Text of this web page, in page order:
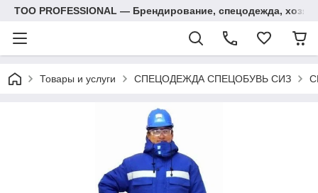
ТОО PROFESSIONAL — Брендирование, спецодежда,
Товары и услуги СПЕЦОДЕЖДА СПЕЦОБУВЬ СИЗ